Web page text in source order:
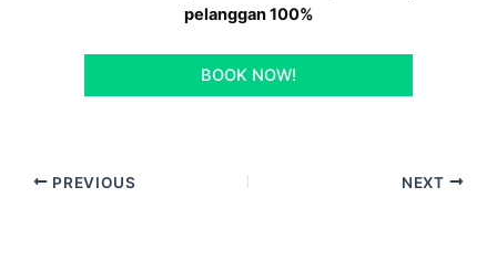
pelanggan 100%
BOOK NOW!
PREVIOUS NEXT